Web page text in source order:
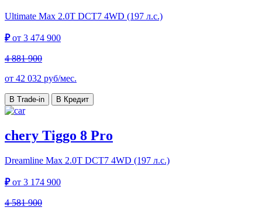
Ultimate Max 2.0T DCT7 4WD (197 л.с.)
₽от 3 474 900
4 881 900
от 42 032 руб/мес.
В Trade-in В Кредит
chery Tiggo 8 Pro
Dreamline Max 2.0T DCT7 4WD (197 л.с.)
₽от 3 174 900
4 581 900